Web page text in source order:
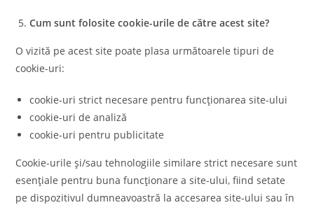
Cum sunt folosite cookie-urile de către acest site?
O vizită pe acest site poate plasa următoarele tipuri de
cookie-uri:
cookie-uri strict necesare pentru funcționarea site-ului
cookie-uri de analiză
cookie-uri pentru publicitate
Cookie-urile și/sau tehnologiile similare strict necesare sunt
esențiale pentru buna funcționare a site-ului, fiind setate
pe dispozitivul dumneavoastră la accesarea site-ului sau în